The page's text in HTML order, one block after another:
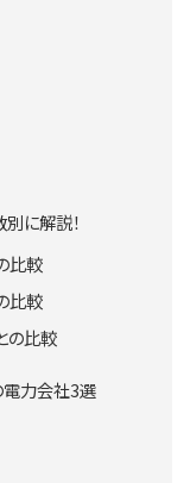
に解説！
比較
比較
の比較
電力会社3選